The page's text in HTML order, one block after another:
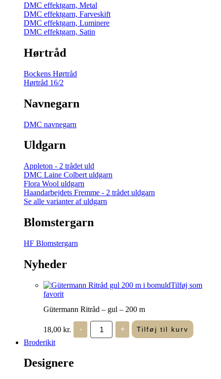
DMC effektgarn, Metal
DMC effektgarn, Farveskift
DMC effektgarn, Luminere
DMC effektgarn, Satin
Hørtråd
Bockens Hørtråd
Hørtråd 16/2
Navnegarn
DMC navnegarn
Uldgarn
Appleton - 2 trådet uld
DMC Laine Colbert uldgarn
Flora Wool uldgarn
Haandarbejdets Fremme - 2 trådet uldgarn
Se alle varianter af uldgarn
Blomstergarn
HF Blomstergarn
Nyheder
Tilføj som
favorit
Gütermann Ritråd – gul – 200 m
18,00 kr. -
Gütermann
Ritråd
-
+ Tilføj til kurv
Broderikit
Designere